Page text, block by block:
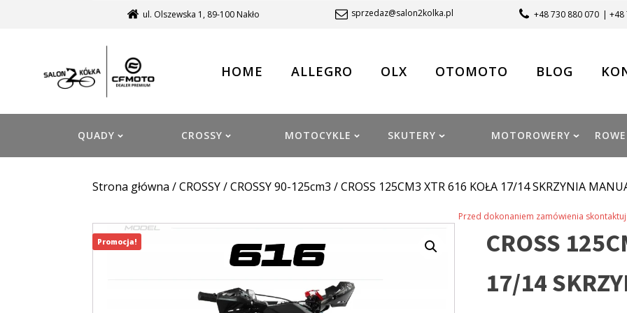
ul. Olszewska 1, 89-100 Nakło sprzedaz@salon2kolka.pl +48 730 880 070 | +48
HOME ALLEGRO OLX OTOMOTO BLOG
QUADY CROSSY MOTOCYKLE SKUTERY MOTOROWERY
Strona główna /CROSSY/CROSSY 90-125cm3 / CROSS 125CM3 XTR 616 KOŁA 17/14 SKRZYNIA
Przed dokonaniem zamówienia
CROSS
17/14
Promocja!